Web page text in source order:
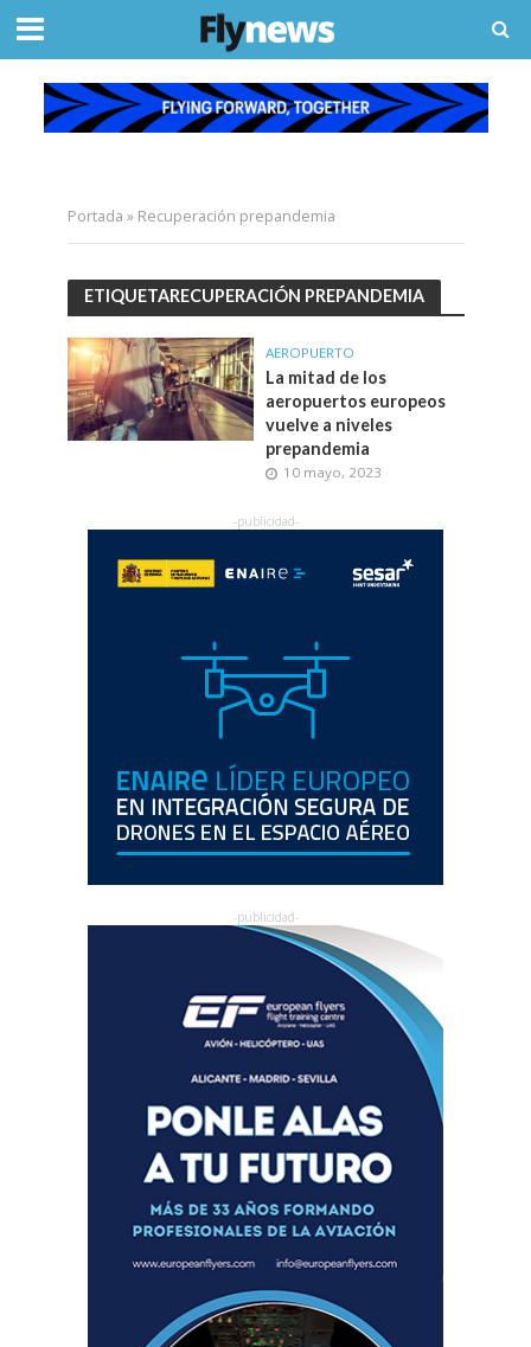
Portada » Recuperación prepandemia
ETIQUETARECUPERACIÓN PREPANDEMIA
AEROPUERTO
La mitad de los
aeropuertos europeos
vuelve a niveles
prepandemia
10 mayo, 2023